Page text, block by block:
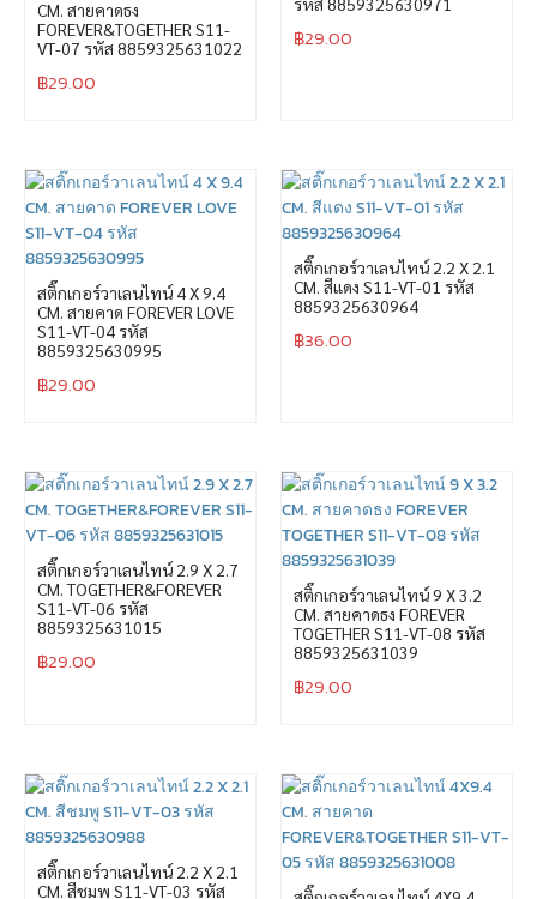
CM. สายคาดธง
FOREVER&TOGETHER S11-
VT-07 รหัส 8859325631022
฿29.00
฿29.00
สติ๊กเกอร์วาเลนไทน์ 4 X 9.4
CM. สายคาด FOREVER LOVE
S11-VT-04 รหัส
8859325630995
฿29.00
สติ๊กเกอร์วาเลนไทน์ 2.2 X 2.1
CM. สีแดง S11-VT-01 รหัส
8859325630964
฿36.00
สติ๊กเกอร์วาเลนไทน์ 2.9 X 2.7
CM. TOGETHER&FOREVER
S11-VT-06 รหัส
8859325631015
฿29.00
สติ๊กเกอร์วาเลนไทน์ 9 X 3.2
CM. สายคาดธง FOREVER
TOGETHER S11-VT-08 รหัส
8859325631039
฿29.00
สติ๊กเกอร์วาเลนไทน์ 2.2 X 2.1
CM. สีชมพู S11-VT-03 รหัส